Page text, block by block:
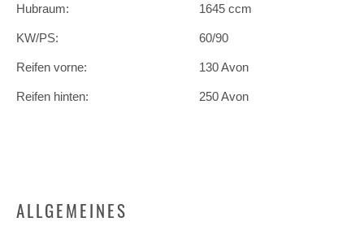
Hubraum: 1645 ccm
KW/PS: 60/90
Reifen vorne: 130 Avon
Reifen hinten: 250 Avon
ALLGEMEINES